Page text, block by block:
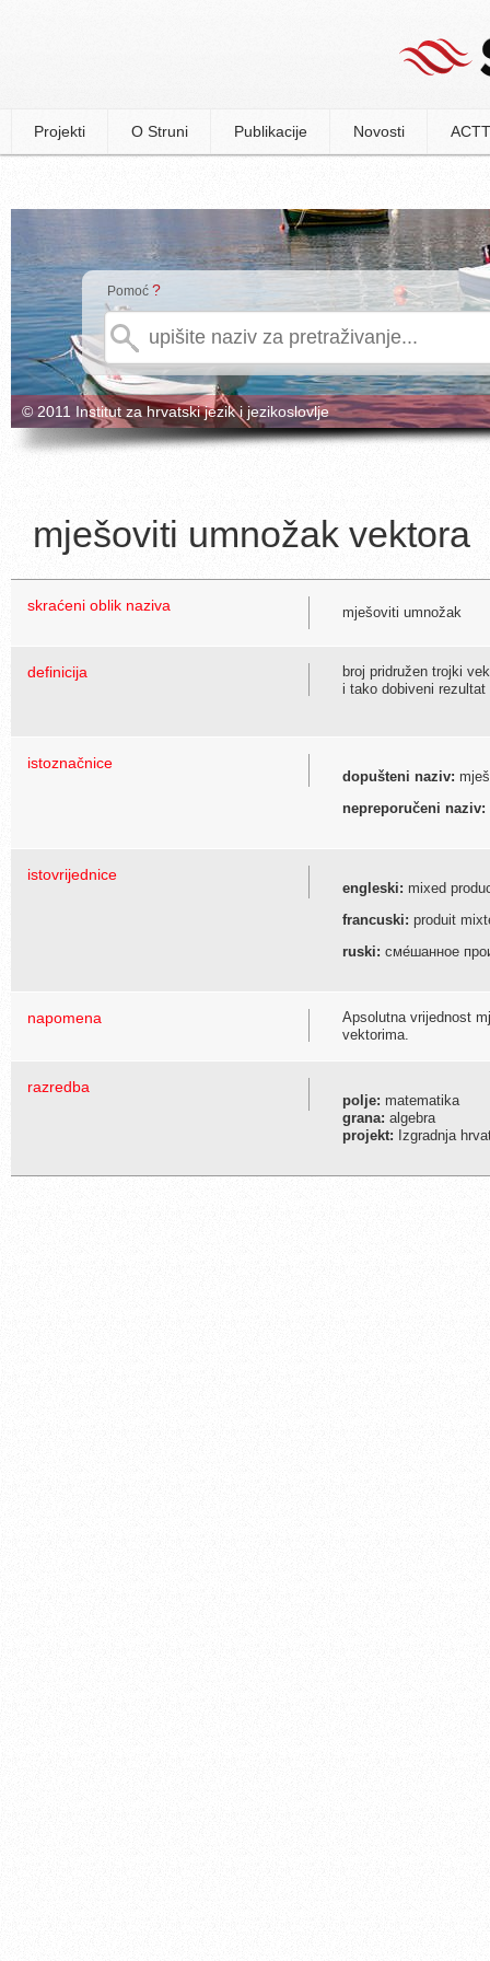
Projekti O Struni Publikacije Novosti
Pomoć ?
© 2011 Institut za hrvatski jezik i jezikoslovlje
mješoviti umnožak vektora
skraćeni oblik naziva mješoviti umnožak
definicija
broj pridružen trojki
i tako dobiveni
istoznačnice
dopušteni naziv:
nepreporučeni naziv:
istovrijednice
engleski: mixed
francuski: produit
ruski: сме́шанное
napomena
Apsolutna vrijednost
vektorima.
razredba
polje: matematika
grana: algebra
projekt: Izgradnja